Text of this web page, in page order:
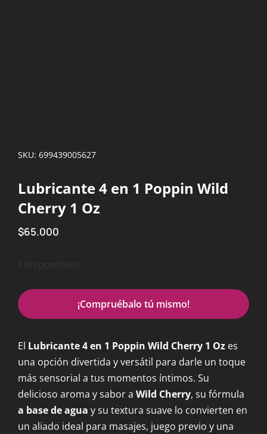
SKU: 699439005627
Lubricante 4 en 1 Poppin Wild
Cherry 1 Oz
$65.000
¡Compruébalo tú mismo!
El Lubricante 4 en 1 Poppin Wild Cherry 1 Oz es
una opción divertida y versátil para darle un toque
más sensorial a tus momentos íntimos. Su
delicioso aroma y sabor a Wild Cherry, su fórmula
a base de agua y su textura suave lo convierten en
un aliado ideal para masajes, juego previo y una